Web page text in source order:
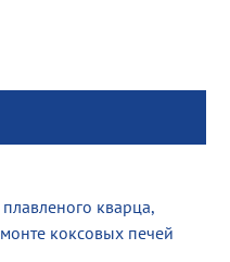
кварца,
коксовых печей